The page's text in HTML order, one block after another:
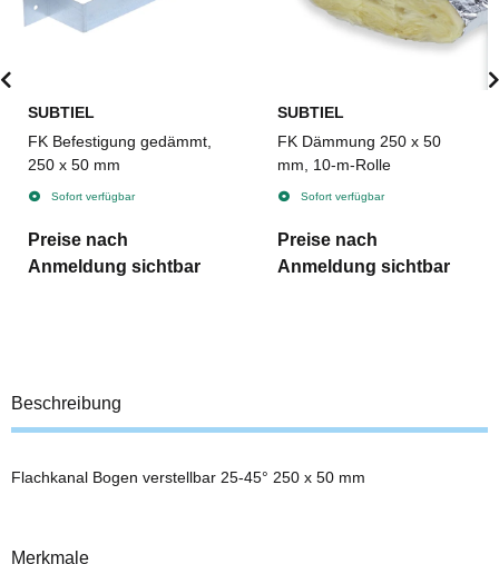
SUBTIEL
FK Befestigung gedämmt,
250 x 50 mm
Sofort verfügbar
Preise nach
Anmeldung sichtbar
SUBTIEL
FK Dämmung 250 x 50
mm, 10-m-Rolle
Sofort verfügbar
Preise nach
Anmeldung sichtbar
Beschreibung
Flachkanal Bogen verstellbar 25-45° 250 x 50 mm
Merkmale